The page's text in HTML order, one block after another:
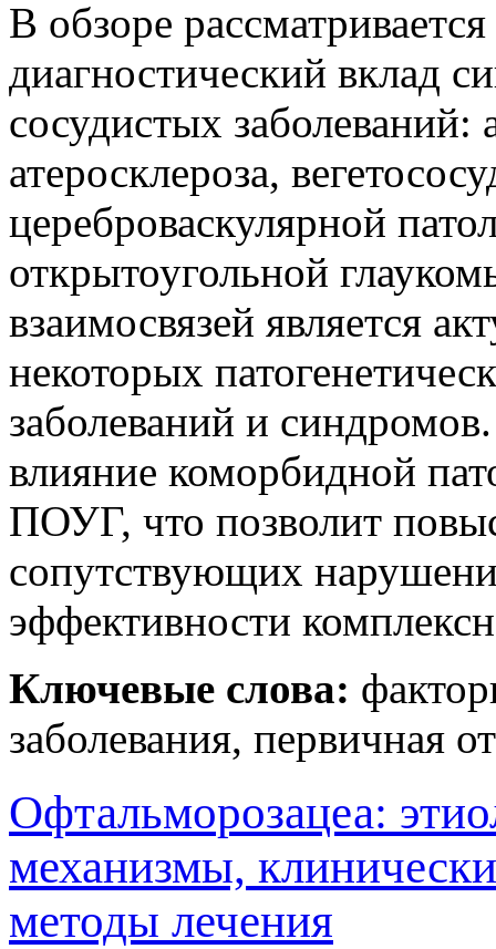
В обзоре
диагностический вклад
сосудистых заболеваний:
атеросклероза,
цереброваскулярной
открытоугольной
взаимосвязей является
некоторых
заболеваний и
влияние коморбидной
ПОУГ, что позволит
сопутствующих
эффективности
Ключевые слова:
заболевания, первичная
Офтальморозацеа:
механизмы,
методы лечения